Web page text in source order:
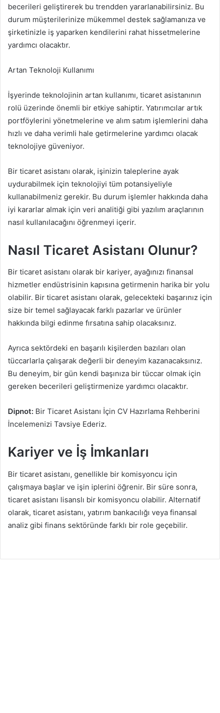
becerileri geliştirerek bu trendden yararlanabilirsiniz. Bu
durum müşterilerinize mükemmel destek sağlamanıza ve
şirketinizle iş yaparken kendilerini rahat hissetmelerine
yardımcı olacaktır.
Artan Teknoloji Kullanımı
İşyerinde teknolojinin artan kullanımı, ticaret asistanının
rolü üzerinde önemli bir etkiye sahiptir. Yatırımcılar artık
portföylerini yönetmelerine ve alım satım işlemlerini daha
hızlı ve daha verimli hale getirmelerine yardımcı olacak
teknolojiye güveniyor.
Bir ticaret asistanı olarak, işinizin taleplerine ayak
uydurabilmek için teknolojiyi tüm potansiyeliyle
kullanabilmeniz gerekir. Bu durum işlemler hakkında daha
iyi kararlar almak için veri analitiği gibi yazılım araçlarının
nasıl kullanılacağını öğrenmeyi içerir.
Nasıl Ticaret Asistanı Olunur?
Bir ticaret asistanı olarak bir kariyer, ayağınızı finansal
hizmetler endüstrisinin kapısına getirmenin harika bir yolu
olabilir. Bir ticaret asistanı olarak, gelecekteki başarınız için
size bir temel sağlayacak farklı pazarlar ve ürünler
hakkında bilgi edinme fırsatına sahip olacaksınız.
Ayrıca sektördeki en başarılı kişilerden bazıları olan
tüccarlarla çalışarak değerli bir deneyim kazanacaksınız.
Bu deneyim, bir gün kendi başınıza bir tüccar olmak için
gereken becerileri geliştirmenize yardımcı olacaktır.
Dipnot: Bir Ticaret Asistanı İçin CV Hazırlama Rehberini
İncelemenizi Tavsiye Ederiz.
Kariyer ve İş İmkanları
Bir ticaret asistanı, genellikle bir komisyoncu için
çalışmaya başlar ve işin iplerini öğrenir. Bir süre sonra,
ticaret asistanı lisanslı bir komisyoncu olabilir. Alternatif
olarak, ticaret asistanı, yatırım bankacılığı veya finansal
analiz gibi finans sektöründe farklı bir role geçebilir.